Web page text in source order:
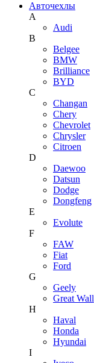
Авточехлы
A
Audi
B
Belgee
BMW
Brilliance
BYD
C
Changan
Chery
Chevrolet
Chrysler
Citroen
D
Daewoo
Datsun
Dodge
Dongfeng
E
Evolute
F
FAW
Fiat
Ford
G
Geely
Great Wall
H
Haval
Honda
Hyundai
I